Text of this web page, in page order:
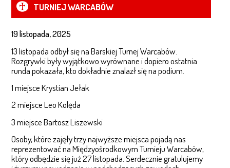
STANDARDY OCHRONY MAŁOLETNICH W MOW
OCHRONA MALOLETNICH W DZIEŁACH ZGROMADZENIA ZAKONNEGO KSIĘŻY
ORIONISTÓW
PROJEKTY
FUNDACJI ORLEN
PROJEKT TRAMPOLINA REALIZOWANY W MOW KSIĘŻY ORIONISTÓW
TURNIEJ WARCABÓW
19 listopada, 2025
13 listopada odbył się na Barskiej Turnej Warcabów.
Rozgrywki były wyjątkowo wyrównane i dopiero ostatnia
runda pokazała, kto dokładnie znalazł się na podium.
1 miejsce Krystian Jełak
2 miejsce Leo Kolęda
3 miejsce Bartosz Liszewski
Osoby, które zajęły trzy najwyższe miejsca pojadą nas
reprezentować na Międzyośrodkowym Turnieju Warcabów,
który odbędzie się już 27 listopada. Serdecznie gratulujemy